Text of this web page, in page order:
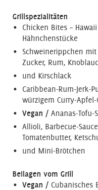
Grillspezialitäten
Chicken Bites –
Hähnchenstücke
Schweinerippchen
Zucker, Rum,
und Kirschlack
Caribbean-Rum-Jerk-
würzigem Curry-
Vegan / Ananas-Tofu-
Allioli, Barbecue-
Tomatenbutter,
und Mini-Brötchen
Beilagen vom Grill
Vegan / Cubanisches